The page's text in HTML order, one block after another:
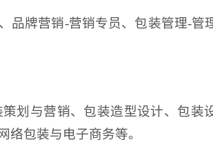
牌营销-营销专员、包装管理-管
划与营销、包装造型设计、包装
包装与电子商务等。